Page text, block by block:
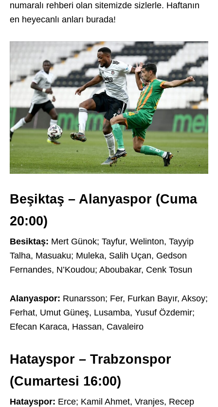
numaralı rehberi olan sitemizde sizlerle. Haftanın
en heyecanlı anları burada!
Beşiktaş – Alanyaspor (Cuma
20:00)
Besiktaş: Mert Günok; Tayfur, Welinton, Tayyip
Talha, Masuaku; Muleka, Salih Uçan, Gedson
Fernandes, N’Koudou; Aboubakar, Cenk Tosun
Alanyaspor: Runarsson; Fer, Furkan Bayır, Aksoy;
Ferhat, Umut Güneş, Lusamba, Yusuf Özdemir;
Efecan Karaca, Hassan, Cavaleiro
Hatayspor – Trabzonspor
(Cumartesi 16:00)
Hatayspor: Erce; Kamil Ahmet, Vranjes, Recep